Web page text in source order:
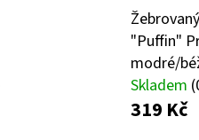
"Puffin"
modré/
Skladem
319 Kč
1010
TEPLÁKOVINA
SÝKORKY
399 Kč